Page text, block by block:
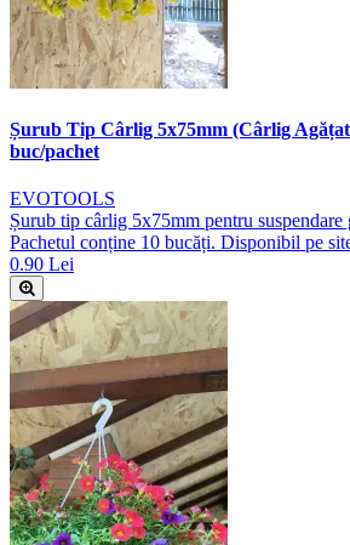
Șurub Tip Cârlig 5x75mm (Cârlig
buc/pachet
EVOTOOLS
Șurub tip cârlig 5x75mm pentru
Pachetul conține 10 bucăți. Disponibil pe
0.90 Lei